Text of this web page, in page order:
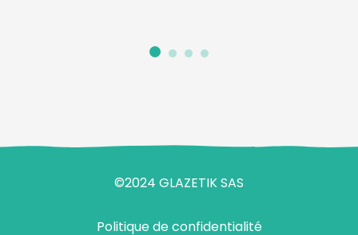
©2024 GLAZETIK SAS
Politique de confidentialité